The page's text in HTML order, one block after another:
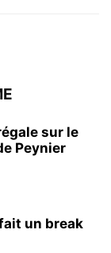
sur le
Peynier
un break